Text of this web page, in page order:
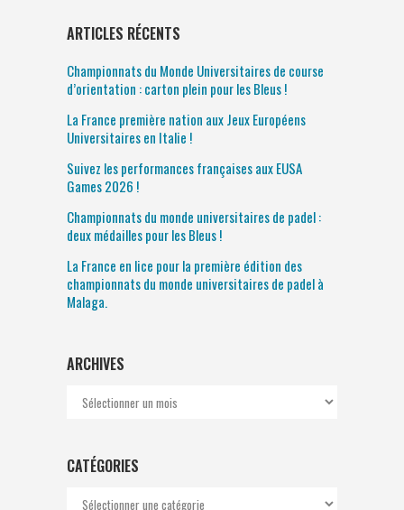
ARTICLES RÉCENTS
Championnats du Monde Universitaires de course
d’orientation : carton plein pour les Bleus !
La France première nation aux Jeux Européens
Universitaires en Italie !
Suivez les performances françaises aux EUSA
Games 2026 !
Championnats du monde universitaires de padel :
deux médailles pour les Bleus !
La France en lice pour la première édition des
championnats du monde universitaires de padel à
Malaga.
ARCHIVES
Archives
CATÉGORIES
Catégories